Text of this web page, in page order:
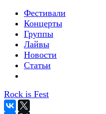
Фестивали
Концерты
Группы
Лайвы
Новости
Статьи
Rock is Fest